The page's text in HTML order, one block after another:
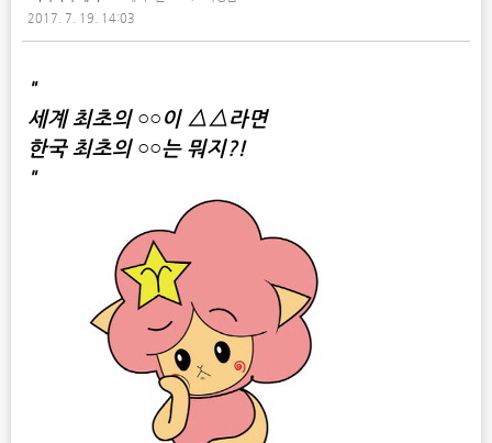
2017. 7. 19. 14:03
"
세계 최초의 ○○이 △△라면
한국 최초의 ○○는 뭐지?!
"